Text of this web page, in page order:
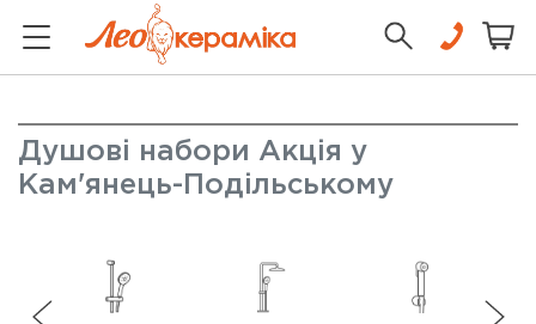
Душові набори Акція у
Кам'янець-Подільському